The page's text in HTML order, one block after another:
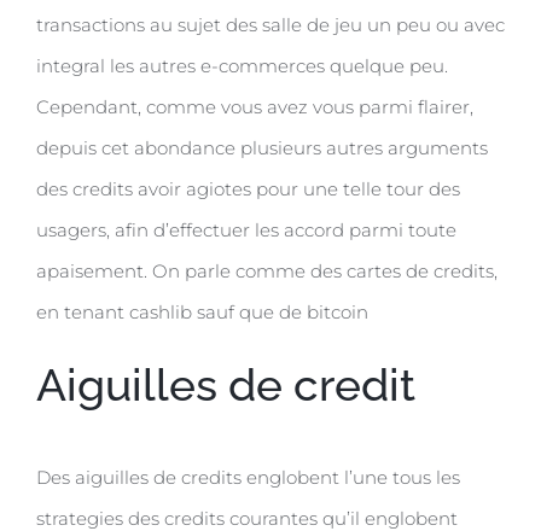
transactions au sujet des salle de jeu un peu ou avec
integral les autres e-commerces quelque peu.
Cependant, comme vous avez vous parmi flairer,
depuis cet abondance plusieurs autres arguments
des credits avoir agiotes pour une telle tour des
usagers, afin d’effectuer les accord parmi toute
apaisement. On parle comme des cartes de credits,
en tenant cashlib sauf que de bitcoin
Aiguilles de credit
Des aiguilles de credits englobent l’une tous les
strategies des credits courantes qu’il englobent